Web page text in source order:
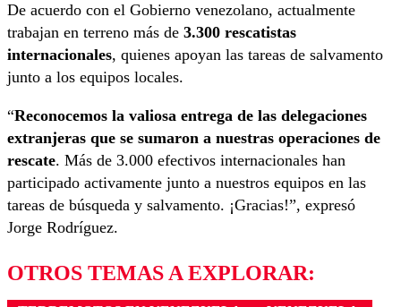
De acuerdo con el Gobierno venezolano, actualmente
trabajan en terreno más de 3.300 rescatistas
internacionales, quienes apoyan las tareas de salvamento
junto a los equipos locales.
“Reconocemos la valiosa entrega de las delegaciones
extranjeras que se sumaron a nuestras operaciones de
rescate. Más de 3.000 efectivos internacionales han
participado activamente junto a nuestros equipos en las
tareas de búsqueda y salvamento. ¡Gracias!”, expresó
Jorge Rodríguez.
OTROS TEMAS A EXPLORAR: